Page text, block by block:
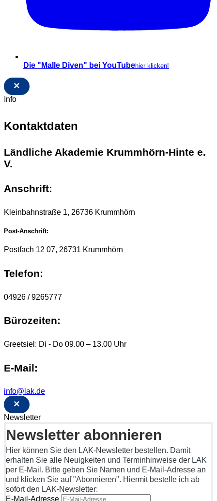
Die "Malle Diven" bei YouTubehier klicken!
×
Info
Kontaktdaten
Ländliche Akademie Krummhörn-Hinte e.
V.
Anschrift:
Kleinbahnstraße 1, 26736 Krummhörn
Post-Anschrift:
Postfach 12 07, 26731 Krummhörn
Telefon:
04926 / 9265777
Bürozeiten:
Greetsiel: Di - Do 09.00 – 13.00 Uhr
E-Mail:
info@lak.de
×
Newsletter
Newsletter abonnieren
Hier können Sie den LAK-Newsletter bestellen. Damit
erhalten Sie alle Neuigkeiten und Terminhinweise der LAK
per E-Mail. Bitte geben Sie Namen und E-Mail-Adresse an
und klicken Sie auf "Abonnieren". Hiermit bestelle ich ab
sofort den LAK-Newsletter:
E-Mail-Adresse